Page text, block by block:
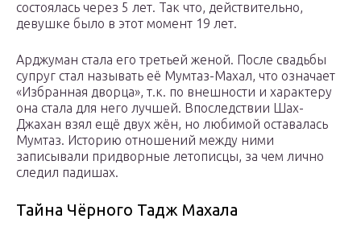
состоялась через 5 лет. Так что, действительно,
девушке было в этот момент 19 лет.
Арджуман стала его третьей женой. После свадьбы
супруг стал называть её Мумтаз-Махал, что означает
«Избранная дворца», т.к. по внешности и характеру
она стала для него лучшей. Впоследствии Шах-
Джахан взял ещё двух жён, но любимой оставалась
Мумтаз. Историю отношений между ними
записывали придворные летописцы, за чем лично
следил падишах.
Тайна Чёрного Тадж Махала